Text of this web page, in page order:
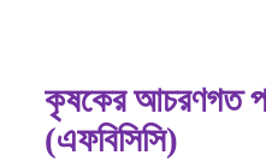
কৃষকের আচরণগত
(এফবিসিসি)